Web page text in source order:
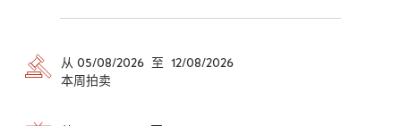
从 05/08/2026 至 12/08/2026
本周拍卖